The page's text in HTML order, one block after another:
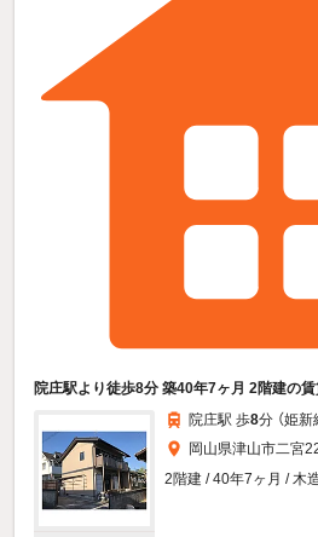
院庄駅より徒歩8分 築40年7ヶ月 2階建の
院庄駅 歩8分 （姫新
岡山県津山市二宮
2階建 / 40年7ヶ月 / 木